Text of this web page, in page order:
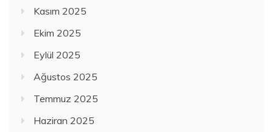
Kasım 2025
Ekim 2025
Eylül 2025
Ağustos 2025
Temmuz 2025
Haziran 2025